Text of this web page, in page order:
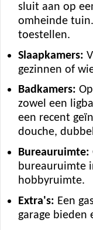
sluit aan op
omheinde
toestellen.
Slaapkamers:
gezinnen of
Badkamers:
zowel een
een recent
douche,
Bureauruimte:
bureauruimte
hobbyruimte.
Extra's: Een
garage bieden